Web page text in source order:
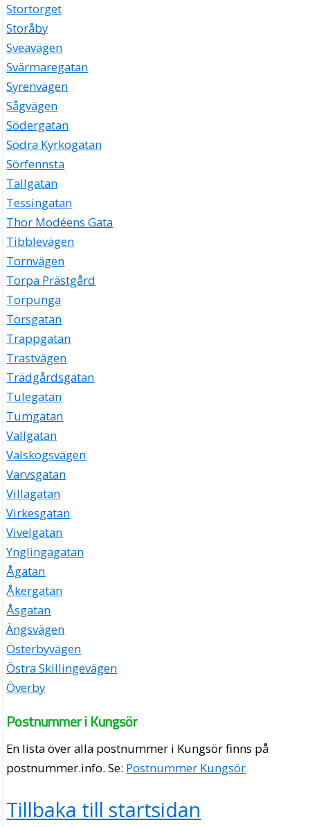
Stortorget
Storåby
Sveavägen
Svärmaregatan
Syrenvägen
Sågvägen
Södergatan
Södra Kyrkogatan
Sörfennsta
Tallgatan
Tessingatan
Thor Modéens Gata
Tibblevägen
Tornvägen
Torpa Prästgård
Torpunga
Torsgatan
Trappgatan
Trastvägen
Trädgårdsgatan
Tulegatan
Tumgatan
Vallgatan
Valskogsvägen
Varvsgatan
Villagatan
Virkesgatan
Vivelgatan
Ynglingagatan
Ågatan
Åkergatan
Åsgatan
Ängsvägen
Österbyvägen
Östra Skillingevägen
Överby
Postnummer i Kungsör
En lista över alla postnummer i Kungsör finns på
postnummer.info. Se: Postnummer Kungsör
Tillbaka till startsidan